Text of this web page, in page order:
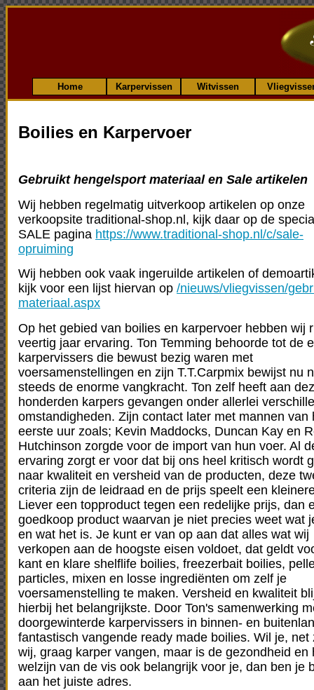
Home Karpervissen Witvissen
Boilies en Karpervoer
Gebruikt hengelsport materiaal en Sale artikelen
Wij hebben regelmatig uitverkoop artikelen op onze
verkoopsite traditional-shop.nl, kijk daar op de
SALE pagina https://www.traditional-shop.nl/c/sale-
opruiming
Wij hebben ook vaak ingeruilde artikelen of
kijk voor een lijst hiervan op /nieuws/vliegvissen/
materiaal.aspx
Op het gebied van boilies en karpervoer hebben wij
veertig jaar ervaring. Ton Temming behoorde tot de
karpervissers die bewust bezig waren met
voersamenstellingen en zijn T.T.Carpmix bewijst nu
steeds de enorme vangkracht. Ton zelf heeft aan
honderden karpers gevangen onder allerlei
omstandigheden. Zijn contact later met mannen van
eerste uur zoals; Kevin Maddocks, Duncan Kay en
Hutchinson zorgde voor de import van hun voer. Al
ervaring zorgt er voor dat bij ons heel kritisch wordt
naar kwaliteit en versheid van de producten, deze
criteria zijn de leidraad en de prijs speelt een
Liever een topproduct tegen een redelijke prijs, dan
goedkoop product waarvan je niet precies weet wat
en wat het is. Je kunt er van op aan dat alles wat wij
verkopen aan de hoogste eisen voldoet, dat geldt
kant en klare shelflife boilies, freezerbait boilies,
particles, mixen en losse ingrediënten om zelf je
voersamenstelling te maken. Versheid en kwaliteit
hierbij het belangrijkste. Door Ton's samenwerking
doorgewinterde karpervissers in binnen- en
fantastisch vangende ready made boilies. Wil je, net
wij, graag karper vangen, maar is de gezondheid en
welzijn van de vis ook belangrijk voor je, dan ben je
aan het juiste adres.